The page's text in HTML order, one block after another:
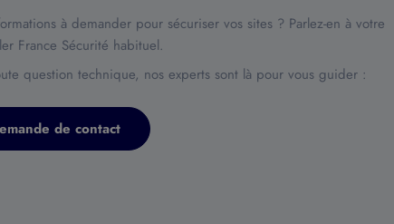
à demander pour sécuriser vos sites ? Parlez-en à votre
France Sécurité habituel.
question technique, nos experts sont là pour vous guider :
de contact